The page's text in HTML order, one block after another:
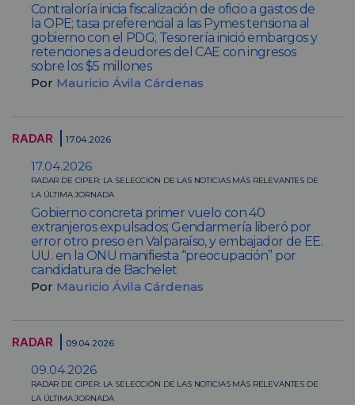
Contraloría inicia fiscalización de oficio a gastos de
la OPE; tasa preferencial a las Pymes tensiona al
gobierno con el PDG; Tesorería inició embargos y
retenciones a deudores del CAE con ingresos
sobre los $5 millones
Por Mauricio Ávila Cárdenas
RADAR 17.04.2026
17.04.2026
RADAR DE CIPER: LA SELECCIÓN DE LAS NOTICIAS MÁS RELEVANTES DE
LA ÚLTIMA JORNADA
Gobierno concreta primer vuelo con 40
extranjeros expulsados; Gendarmería liberó por
error otro preso en Valparaíso, y embajador de EE.
UU. en la ONU manifiesta “preocupación” por
candidatura de Bachelet
Por Mauricio Ávila Cárdenas
RADAR 09.04.2026
09.04.2026
RADAR DE CIPER: LA SELECCIÓN DE LAS NOTICIAS MÁS RELEVANTES DE
LA ÚLTIMA JORNADA